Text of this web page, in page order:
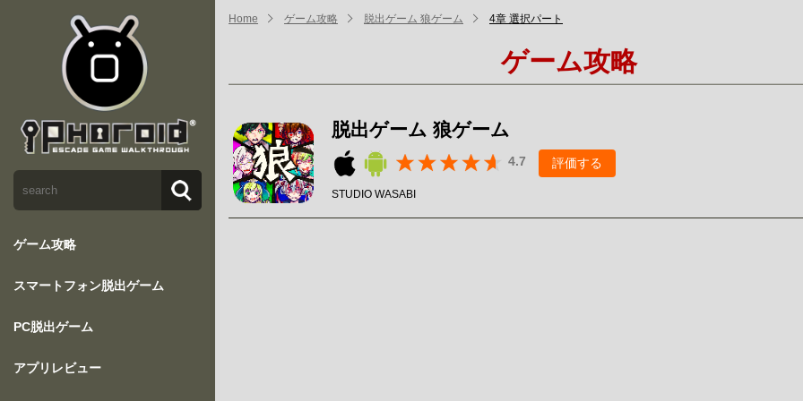
ゲーム攻略
スマートフォン脱出ゲーム
PC脱出ゲーム
アプリレビュー
Home ゲーム攻略 脱出ゲーム 狼ゲーム 4章 選択パート
ゲーム攻略
脱出ゲーム 狼ゲーム
4.7 評価する
STUDIO WASABI